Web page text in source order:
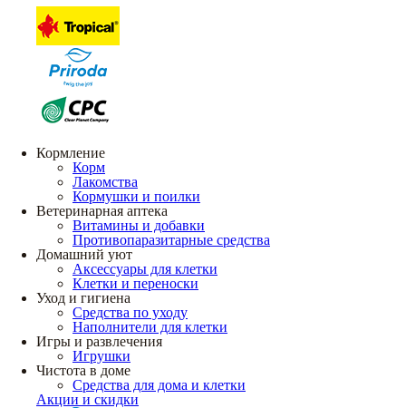
Кормление
Корм
Лакомства
Кормушки и поилки
Ветеринарная аптека
Витамины и добавки
Противопаразитарные средства
Домашний уют
Аксессуары для клетки
Клетки и переноски
Уход и гигиена
Средства по уходу
Наполнители для клетки
Игры и развлечения
Игрушки
Чистота в доме
Средства для дома и клетки
Акции и скидки